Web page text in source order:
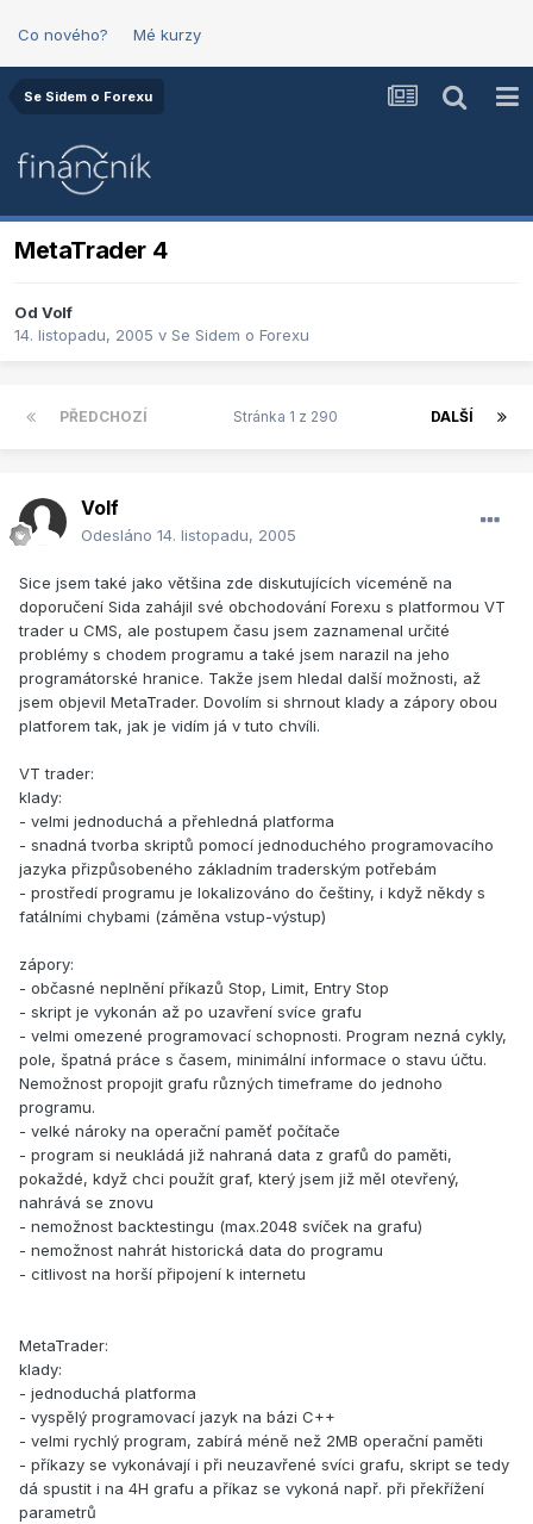
Co nového? Mé kurzy
Se Sidem o Forexu
MetaTrader 4
Od Volf
14. listopadu, 2005 v Se Sidem o Forexu
PŘEDCHOZÍ DALŠÍ
Stránka 1 z 290
Volf
Odesláno 14. listopadu, 2005
Sice jsem také jako většina zde diskutujících víceméně na
doporučení Sida zahájil své obchodování Forexu s platformou VT
trader u CMS, ale postupem času jsem zaznamenal určité
problémy s chodem programu a také jsem narazil na jeho
programátorské hranice. Takže jsem hledal další možnosti, až
jsem objevil MetaTrader. Dovolím si shrnout klady a zápory obou
platforem tak, jak je vidím já v tuto chvíli.
VT trader:
klady:
- velmi jednoduchá a přehledná platforma
- snadná tvorba skriptů pomocí jednoduchého programovacího
jazyka přizpůsobeného základním traderským potřebám
- prostředí programu je lokalizováno do češtiny, i když někdy s
fatálními chybami (záměna vstup-výstup)
zápory:
- občasné neplnění příkazů Stop, Limit, Entry Stop
- skript je vykonán až po uzavření svíce grafu
- velmi omezené programovací schopnosti. Program nezná cykly,
pole, špatná práce s časem, minimální informace o stavu účtu.
Nemožnost propojit grafu různých timeframe do jednoho
programu.
- velké nároky na operační paměť počítače
- program si neukládá již nahraná data z grafů do paměti,
pokaždé, když chci použít graf, který jsem již měl otevřený,
nahrává se znovu
- nemožnost backtestingu (max.2048 svíček na grafu)
- nemožnost nahrát historická data do programu
- citlivost na horší připojení k internetu
MetaTrader:
klady:
- jednoduchá platforma
- vyspělý programovací jazyk na bázi C++
- velmi rychlý program, zabírá méně než 2MB operační paměti
- příkazy se vykonávají i při neuzavřené svíci grafu, skript se tedy
dá spustit i na 4H grafu a příkaz se vykoná např. při překřížení
parametrů